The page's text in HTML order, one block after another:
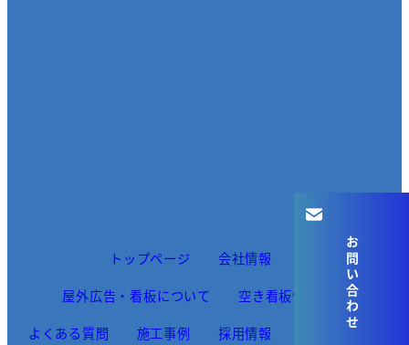
お問い合わせ
トップページ 会社情報
屋外広告・看板について 空き看板情報
よくある質問 施工事例 採用情報 お知らせ